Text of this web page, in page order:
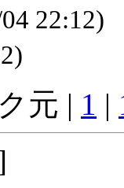
22:12)
元 | 1 |